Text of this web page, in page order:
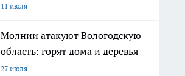
11 июля
Молнии атакуют Вологодскую
область: горят дома и деревья
27 июля